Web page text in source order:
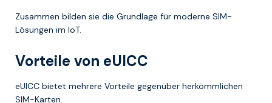
Zusammen bilden sie die Grundlage für moderne SIM-
Lösungen im IoT.
Vorteile von eUICC
eUICC bietet mehrere Vorteile gegenüber herkömmlichen
SIM-Karten.